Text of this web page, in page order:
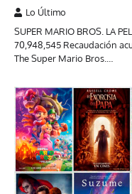
Lo Último
SUPER MARIO BROS. LA
70,948,545 Recaudación
The Super Mario Bros.…